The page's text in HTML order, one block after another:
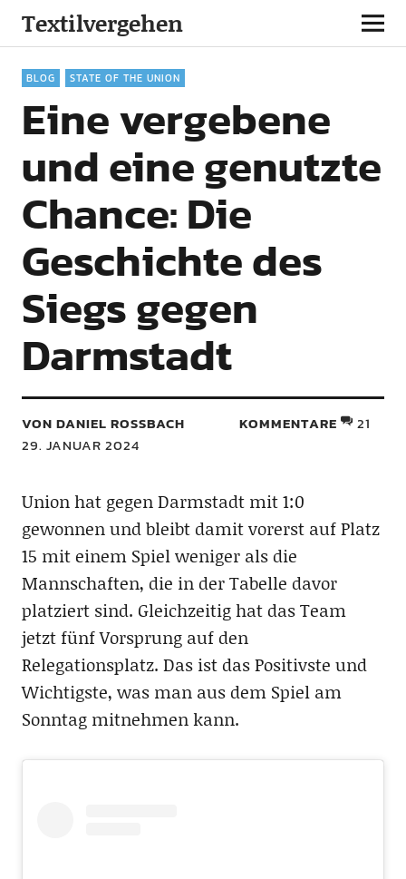
Textilvergehen
BLOG STATE OF THE UNION
Eine vergebene
und eine genutzte
Chance: Die
Geschichte des
Siegs gegen
Darmstadt
VON DANIEL ROSSBACH
29. JANUAR 2024
KOMMENTARE 21
Union hat gegen Darmstadt mit 1:0
gewonnen und bleibt damit vorerst auf Platz
15 mit einem Spiel weniger als die
Mannschaften, die in der Tabelle davor
platziert sind. Gleichzeitig hat das Team
jetzt fünf Vorsprung auf den
Relegationsplatz. Das ist das Positivste und
Wichtigste, was man aus dem Spiel am
Sonntag mitnehmen kann.